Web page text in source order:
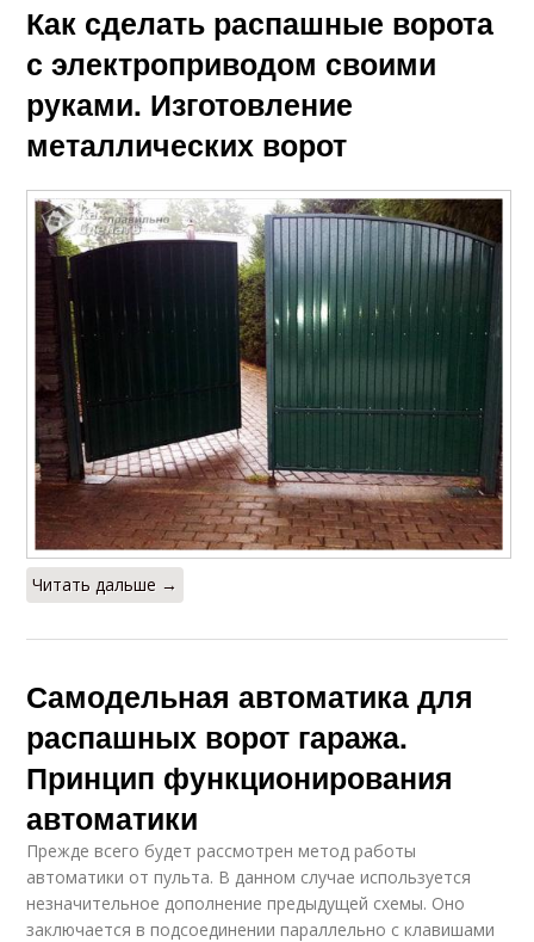
Как сделать распашные ворота
с электроприводом своими
руками. Изготовление
металлических ворот
Читать дальше →
Самодельная автоматика для
распашных ворот гаража.
Принцип функционирования
автоматики
Прежде всего будет рассмотрен метод работы
автоматики от пульта. В данном случае используется
незначительное дополнение предыдущей схемы. Оно
заключается в подсоединении параллельно с клавишами